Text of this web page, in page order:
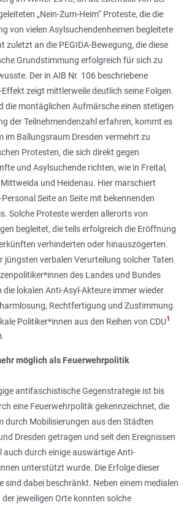
„Nein-Zum-Heim“ Proteste, die die
von vielen Asylsuchendenheimen begleitete
zuletzt an die PEGIDA-Bewegung, die diese
Grundstimmung erfolgreich für sich zu
Der in AIB Nr. 106 beschriebene
Effekt zeigt mittlerweile deutlich seine Folgen.
die montäglichen Aufmärsche einen stetigen
der Teilnehmendenzahl erfahren, kommt es
im Ballungsraum Dresden vermehrt zu
Protesten, die sich direkt gegen
und Asylsuchende richten, wie in Freital,
Mittweida und Heidenau. Hier marschiert
Personal Seite an Seite mit bekennenden
Solche Proteste werden allerorts von
begleitet, die teils erfolgreich die Eröffnung
verhinderten oder hinauszögerten.
jüngsten verbalen Verurteilung solcher Taten
des Landes und Bundes
die lokalen Anti-Asyl-Akteure immer wieder
Rechtfertigung und Zustimmung
Politiker*innen aus den Reihen von CDU1
möglich als Feuerwehrpolitik
antifaschistische Gegenstrategie ist bis
eine Feuerwehrpolitik gekennzeichnet, die
durch Mobilisierungen aus den Städten
Dresden getragen und seit den Ereignissen
auch durch einige auswärtige Anti­
unterstützt wurde. Die Erfolge dieser
sind dabei beschränkt. Neben einem medialen
der jeweiligen Orte konnten solche